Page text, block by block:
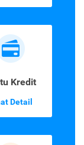
Kredit
Detail